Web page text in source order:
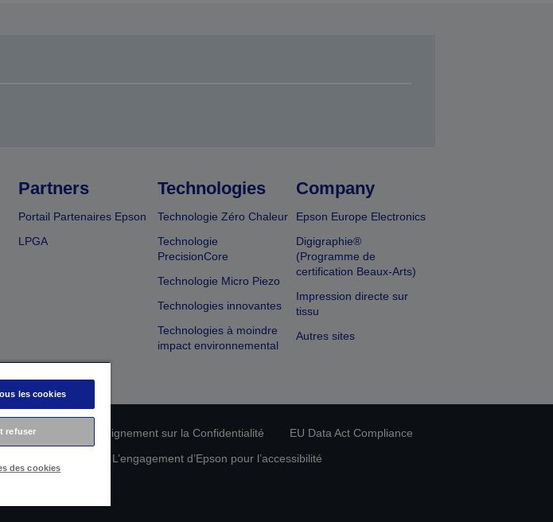
Partners
Portail Partenaires Epson
LPGA
Technologies
Technologie Zéro Chaleur
Technologie
PrecisionCore
Technologie Micro Piezo
Technologies innovantes
Technologies à moindre
impact environnemental
Company
Epson Europe Electronics
Digigraphie®
(Programme de
certification Beaux-Arts)
Impression directe sur
tissu
Autres sites
Déclaration de Renseignement sur la Confidentialité
EU Data Act Compliance
L’engagement d’Epson pour l’accessibilité
les cookies
refuser
des cookies